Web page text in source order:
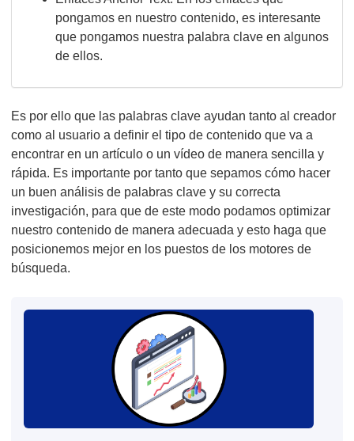
pongamos en nuestro contenido, es interesante
que pongamos nuestra palabra clave en algunos
de ellos.
Es por ello que las palabras clave ayudan tanto al creador
como al usuario a definir el tipo de contenido que va a
encontrar en un artículo o un vídeo de manera sencilla y
rápida. Es importante por tanto que sepamos cómo hacer
un buen análisis de palabras clave y su correcta
investigación, para que de este modo podamos optimizar
nuestro contenido de manera adecuada y esto haga que
posicionemos mejor en los puestos de los motores de
búsqueda.